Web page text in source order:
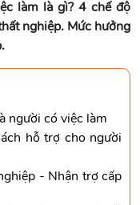
làm là gì? 4 chế độ
nghiệp. Mức hưởng
người có việc làm
hỗ trợ cho người
- Nhận trợ cấp